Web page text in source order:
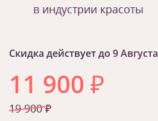
в индустрии красоты
Скидка действует до 9 Августа
11 900 ₽
19 900 ₽